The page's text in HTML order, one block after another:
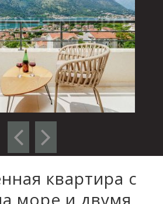
квартира с
море и двумя